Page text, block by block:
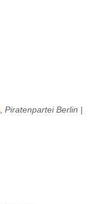
, Piratenpartei Berlin |